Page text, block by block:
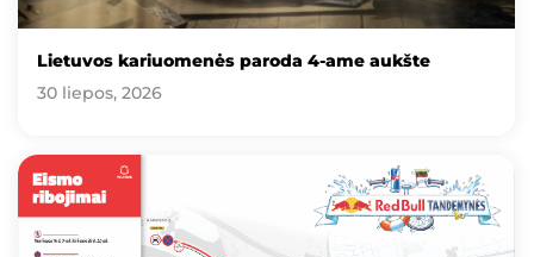
Lietuvos kariuomenės paroda 4-ame aukšte
30 liepos, 2026